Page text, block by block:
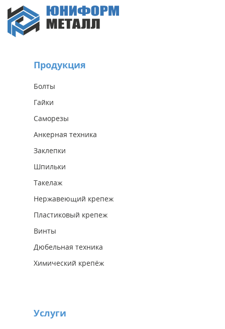
Продукция
Болты
Гайки
Саморезы
Анкерная техника
Заклепки
Шпильки
Такелаж
Нержавеющий крепеж
Пластиковый крепеж
Винты
Дюбельная техника
Химический крепёж
Услуги